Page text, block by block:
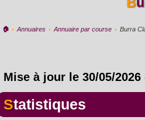
🏠︎ › Annuaires › Annuaire par course › Burra
Mise à jour le 30/05/2026
Statistiques